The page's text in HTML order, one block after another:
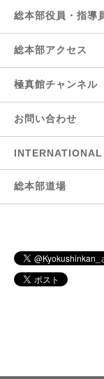
総本部役員・指導
総本部アクセス
極真館チャンネル
お問い合わせ
INTERNATIONAL
総本部道場